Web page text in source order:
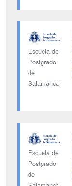
Escuela de
Postgrado
de
Salamanca
Escuela de
Postgrado
de